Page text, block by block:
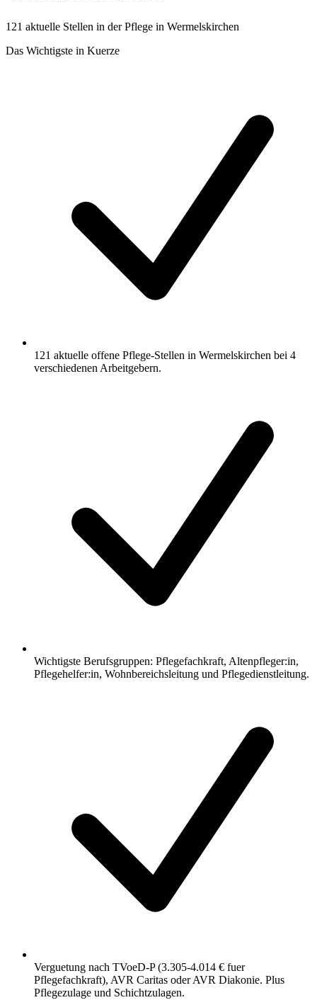
121 aktuelle Stellen in der Pflege in Wermelskirchen
Das Wichtigste in Kuerze
121 aktuelle offene Pflege-Stellen in Wermelskirchen bei 4
verschiedenen Arbeitgebern.
Wichtigste Berufsgruppen: Pflegefachkraft, Altenpfleger:in,
Pflegehelfer:in, Wohnbereichsleitung und Pflegedienstleitung.
Verguetung nach TVoeD-P (3.305-4.014 € fuer
Pflegefachkraft), AVR Caritas oder AVR Diakonie. Plus
Pflegezulage und Schichtzulagen.